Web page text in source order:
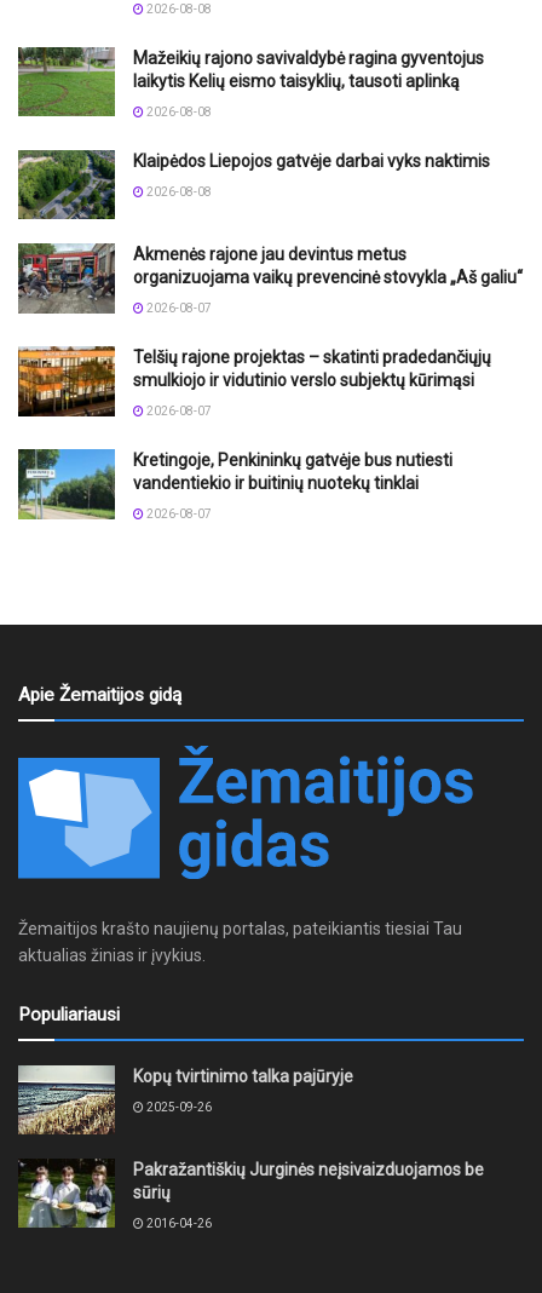
2026-08-08
Mažeikių rajono savivaldybė ragina gyventojus
laikytis Kelių eismo taisyklių, tausoti aplinką
2026-08-08
Klaipėdos Liepojos gatvėje darbai vyks naktimis
2026-08-08
Akmenės rajone jau devintus metus
organizuojama vaikų prevencinė stovykla „Aš galiu“
2026-08-07
Telšių rajone projektas – skatinti pradedančiųjų
smulkiojo ir vidutinio verslo subjektų kūrimąsi
2026-08-07
Kretingoje, Penkininkų gatvėje bus nutiesti
vandentiekio ir buitinių nuotekų tinklai
2026-08-07
Apie Žemaitijos gidą
Žemaitijos krašto naujienų portalas, pateikiantis tiesiai Tau
aktualias žinias ir įvykius.
Populiariausi
Kopų tvirtinimo talka pajūryje
2025-09-26
Pakražantiškių Jurginės neįsivaizduojamos be
sūrių
2016-04-26